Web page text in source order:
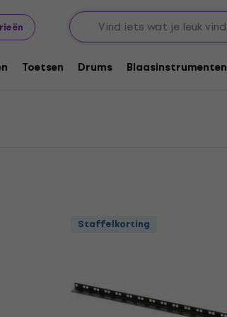
Toetsen Drums Blaasinstrumenten
Rack koffers en standaarden
Staffelkorting